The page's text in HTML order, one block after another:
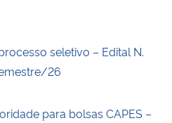
seletivo – Edital N.
26
para bolsas CAPES –